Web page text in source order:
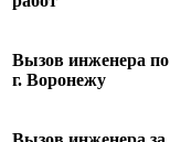
Вызов инженера по
г. Воронежу